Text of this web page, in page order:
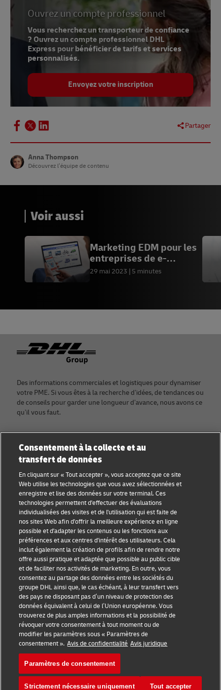
Ouvrez un compte professionnel
Vous recherchez un transporteur de confiance
? Ouvrez un compte professionnel DHL
Express pour bénéficier de tarifs et services
personnalisés.
Envoyez votre inscription
Partager
Anna Thompson
Découvrez l’équipe de contenu
Voir aussi
Marketing EDM pour les
entreprises de e-
commerce
29 mai 2023 5 minutes
Footer
Des informations commerciales et logistiques pour dynamiser
votre PME. Si vous êtes à la recherche d’idées, de tendances ou
de conseils pour garder une longueur d’avance, nous avons ce
qu’il vous faut.
Catégories
Conseils aux petites
entreprises
Conseils e-commerce
Conseils B2B
Conseil logistique
Nouvelles et
perspectives
Expédition avec DHL
À propos de DHL
Nous contacter
Presse
Durabilité
Mentions légales
Conditions d'utilisation
Avis de confidentialité
Cookie Settings
Suivez-nous
Consentement à la collecte et au
transfert de données
En cliquant sur « Tout accepter », vous acceptez que ce site
Web utilise les technologies que vous avez sélectionnées et
enregistre et lise des données sur votre terminal. Ces
technologies permettent d'effectuer des évaluations
individualisées des visites et de l'utilisation qui est faite de
nos sites Web afin d'offrir la meilleure expérience en ligne
possible et d'adapter les contenus ou les fonctions aux
préférences et aux centres d'intérêt des utilisateurs. Cela
inclut également la création de profils afin de rendre notre
offre aussi pratique et adaptée que possible au public cible
et de faciliter nos activités de marketing. En outre, vous
consentez au partage des données entre les sociétés du
groupe DHL ainsi que, le cas échéant, à leur transfert vers
des pays ne disposant pas d’un niveau de protection des
données équivalent à celui de l’Union européenne. Vous
trouverez de plus amples informations et la possibilité de
révoquer votre consentement à tout moment ou de
modifier les paramètres sous « Paramètres de
consentement ». Avis de confidentialité Avis juridique
Paramètres de consentement
Strictement nécessaire uniquement Tout accepter